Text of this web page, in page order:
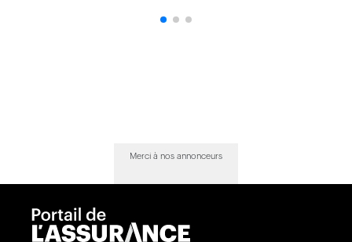
Merci à nos annonceurs